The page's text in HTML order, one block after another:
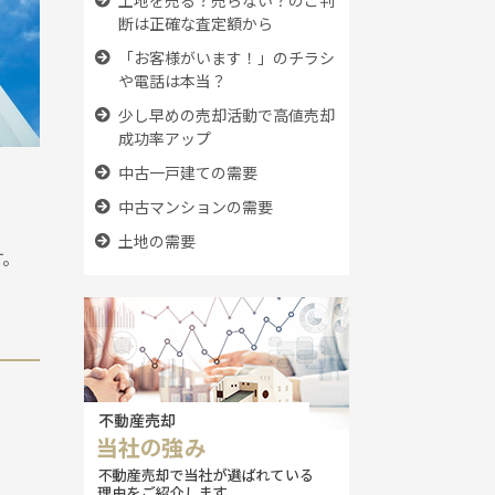
断は正確な査定額から
「お客様がいます！」のチラシ
や電話は本当？
少し早めの売却活動で高値売却
成功率アップ
中古一戸建ての需要
中古マンションの需要
土地の需要